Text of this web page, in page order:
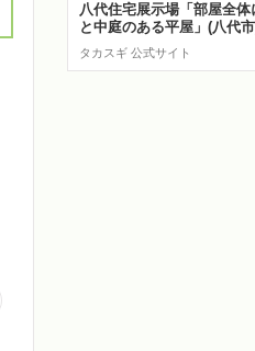
八代住宅展示場「部屋全
と中庭のある平屋」(八代
タカスギ 公式サイト